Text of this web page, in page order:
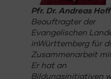
Pfr. Dr. Andreas
Beauftragter der
Evangelischen
inWürttemberg für
Zusammenarbeit
Er hat an
Bildungsinitiativen